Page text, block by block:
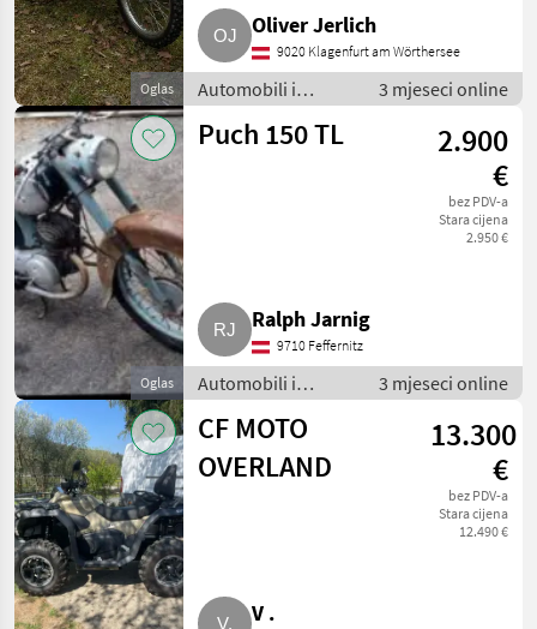
Oglas
Oliver Jerlich
9020 Klagenfurt am Wörthersee
Automobili i
motocikli / Motori
3 mjeseci online
Oglas
Puch 150 TL
2.900
€
bez PDV-a
Stara cijena
2.950 €
Ralph Jarnig
9710 Feffernitz
Automobili i
motocikli / Motori
3 mjeseci online
CF MOTO
OVERLAND
13.300
€
bez PDV-a
Stara cijena
12.490 €
V .